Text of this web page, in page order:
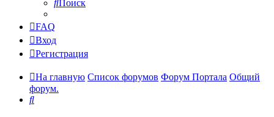
Поиск
FAQ
Вход
Регистрация
На главную Список форумов Форум Портала Общий
форум.
Поиск